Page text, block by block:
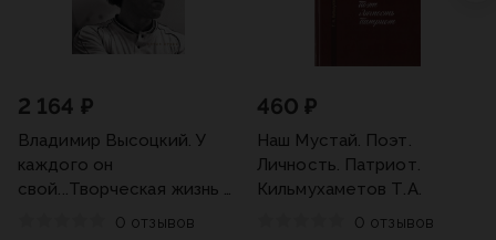
2 164 ₽
Владимир Высоцкий. У
каждого он
свой...Творческая жизнь и
биография поэта0 отзывов
460 ₽
Наш Мустай. Поэт.
Личность. Патриот.
Кильмухаметов Т.А.
0 отзывов